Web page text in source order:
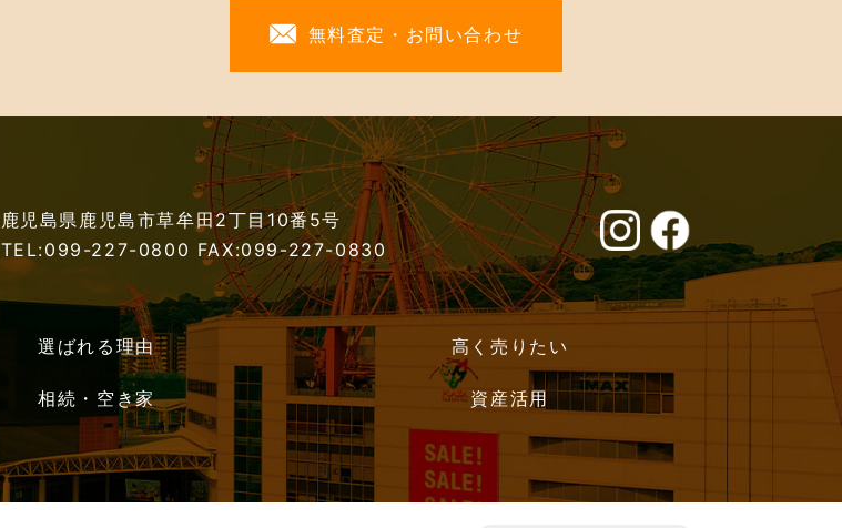
無料査定・お問い合わせ
鹿児島県鹿児島市草牟田2丁目10番5号
TEL:099-227-0800 FAX:099-227-0830
選ばれる理由 高く売りたい
相続・空き家 資産活用